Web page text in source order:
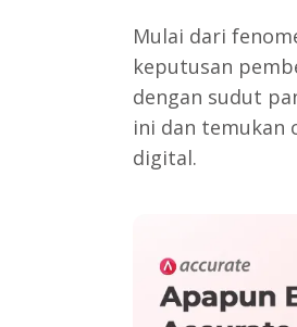
Mulai dari
keputusan
dengan sudut
ini dan temukan
digital.